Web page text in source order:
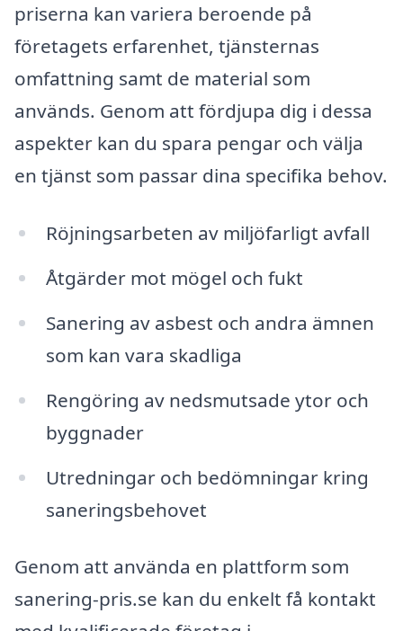
priserna kan variera beroende på
företagets erfarenhet, tjänsternas
omfattning samt de material som
används. Genom att fördjupa dig i dessa
aspekter kan du spara pengar och välja
en tjänst som passar dina specifika behov.
Röjningsarbeten av miljöfarligt avfall
Åtgärder mot mögel och fukt
Sanering av asbest och andra ämnen
som kan vara skadliga
Rengöring av nedsmutsade ytor och
byggnader
Utredningar och bedömningar kring
saneringsbehovet
Genom att använda en plattform som
sanering-pris.se kan du enkelt få kontakt